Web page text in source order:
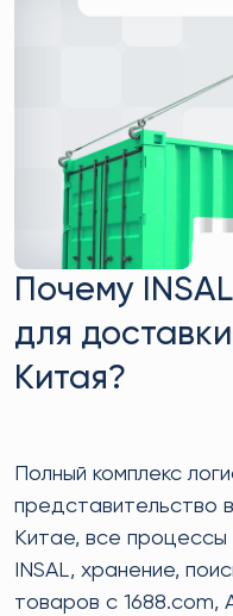
Почему
для
Китая?
Полный комплекс
представительство
Китае, все
INSAL, хранение,
товаров с 1688.com,